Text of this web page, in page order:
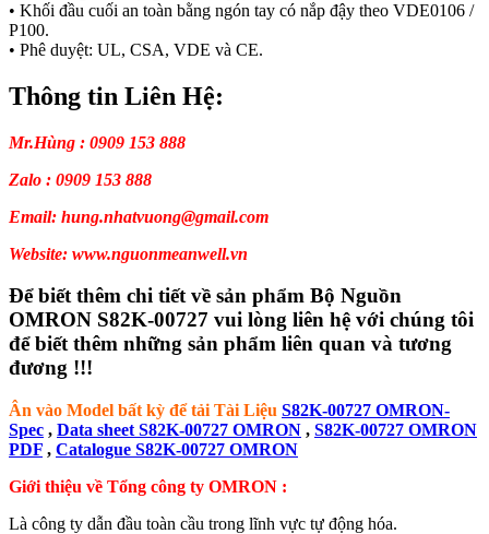
• Khối đầu cuối an toàn bằng ngón tay có nắp đậy theo VDE0106 /
P100.
• Phê duyệt: UL, CSA, VDE và CE.
Thông tin Liên Hệ:
Mr.Hùng : 0909 153 888
Zalo : 0909 153 888
Email: hung.nhatvuong@gmail.com
Website: www.nguonmeanwell.vn
Để biết thêm chi tiết về sản phẩm Bộ Nguồn
OMRON S82K-00727 vui lòng liên hệ với chúng tôi
để biết thêm những sản phẩm liên quan và tương
đương !!!
Ân vào Model bất kỳ để tải Tài Liệu S82K-00727 OMRON-
Spec , Data sheet S82K-00727 OMRON , S82K-00727 OMRON
PDF , Catalogue S82K-00727 OMRON
Giới thiệu về Tổng công ty OMRON :
Là công ty dẫn đầu toàn cầu trong lĩnh vực tự động hóa.